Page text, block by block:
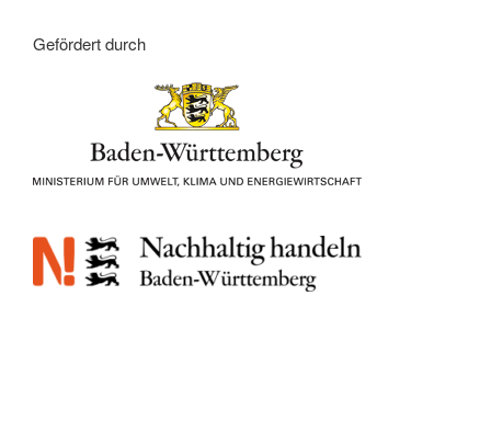
Gefördert durch